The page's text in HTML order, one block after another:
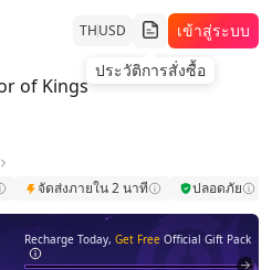
THUSD
ประวัติการสั่งซื้อ
เข้าสู่ระบบ
of Kings
จัดส่งภายใน 2 นาที ปลอดภัย
Recharge Today, Get Free Official Gift Pack